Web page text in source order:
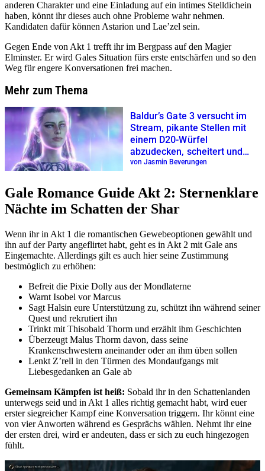
anderen Charakter und eine Einladung auf ein intimes Stelldichein
haben, könnt ihr dieses auch ohne Probleme wahr nehmen.
Kandidaten dafür können Astarion und Lae’zel sein.
Gegen Ende von Akt 1 trefft ihr im Bergpass auf den Magier
Elminster. Er wird Gales Situation fürs erste entschärfen und so den
Weg für engere Konversationen frei machen.
Mehr zum Thema
Baldur’s Gate 3 versucht im
Stream, pikante Stellen mit
einem D20-Würfel
abzudecken, scheitert und
wird gebannt
von Jasmin Beverungen
Gale Romance Guide Akt 2: Sternenklare
Nächte im Schatten der Shar
Wenn ihr in Akt 1 die romantischen Gewebeoptionen gewählt und
ihn auf der Party angeflirtet habt, geht es in Akt 2 mit Gale ans
Eingemachte. Allerdings gilt es auch hier seine Zustimmung
bestmöglich zu erhöhen:
Befreit die Pixie Dolly aus der Mondlaterne
Warnt Isobel vor Marcus
Sagt Halsin eure Unterstützung zu, schützt ihn während seiner
Quest und rekrutiert ihn
Trinkt mit Thisobald Thorm und erzählt ihm Geschichten
Überzeugt Malus Thorm davon, dass seine
Krankenschwestern aneinander oder an ihm üben sollen
Lenkt Z’rell in den Türmen des Mondaufgangs mit
Liebesgedanken an Gale ab
Gemeinsam Kämpfen ist heiß: Sobald ihr in den Schattenlanden
unterwegs seid und in Akt 1 alles richtig gemacht habt, wird euer
erster siegreicher Kampf eine Konversation triggern. Ihr könnt eine
von vier Anworten während es Gesprächs wählen. Nehmt ihr eine
der ersten drei, wird er andeuten, dass er sich zu euch hingezogen
fühlt.